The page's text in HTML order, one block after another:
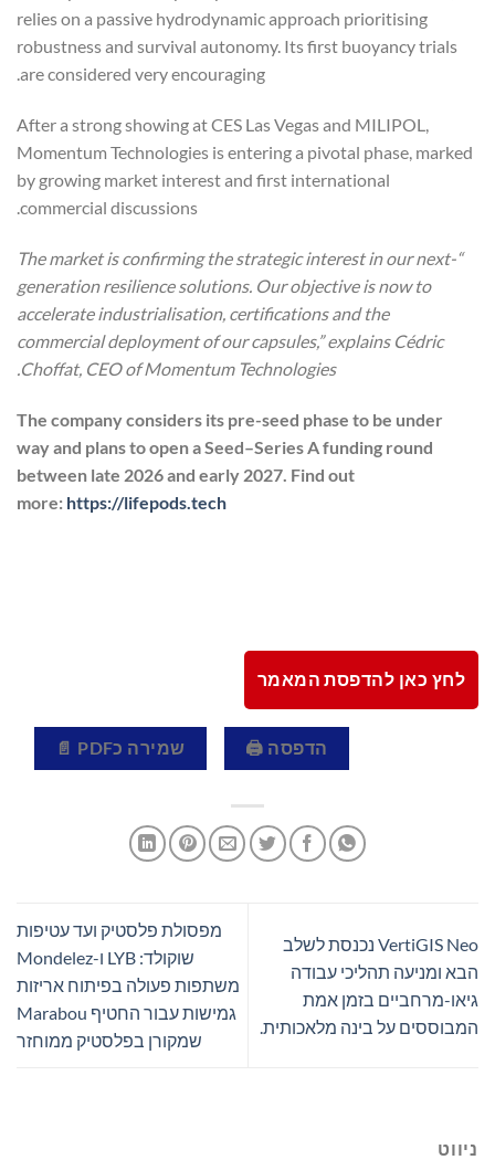
relies on a passive hydrodynamic approach prioritising
robustness and survival autonomy. Its first buoyancy trials
are considered very encouraging.
After a strong showing at CES Las Vegas and MILIPOL,
Momentum Technologies is entering a pivotal phase, marked
by growing market interest and first international
commercial discussions.
“The market is confirming the strategic interest in our next-
generation resilience solutions. Our objective is now to
accelerate industrialisation, certifications and the
commercial deployment of our capsules,” explains Cédric
Choffat, CEO of Momentum Technologies.
The company considers its pre-seed phase to be under
way and plans to open a Seed–Series A funding round
between late 2026 and early 2027. Find out
more: https://lifepods.tech
לחץ כאן להדפסת המאמר
הדפסה 🖨 שמירה כPDF 📄
VertiGIS Neo נכנסת לשלב
הבא ומניעה תהליכי עבודה
גיאו-מרחביים בזמן אמת
המבוססים על בינה מלאכותית.
מפסולת פלסטיק ועד עטיפות
שוקולד: LYB ו-Mondelez
משתפות פעולה בפיתוח אריזות
גמישות עבור החטיף Marabou
שמקורן בפלסטיק ממוחזר
ניווט